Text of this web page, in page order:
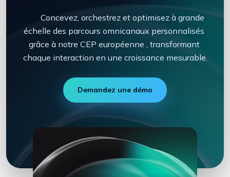
échelle des parcours omnicanaux personnalisés
grâce à notre CEP européenne , transformant
chaque interaction en une croissance mesurable.
Demandez une démo